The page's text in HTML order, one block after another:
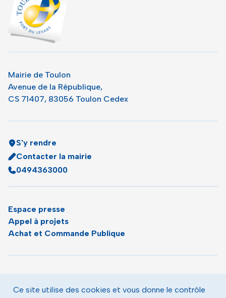
Mairie de Toulon
Avenue de la République,
CS 71407, 83056 Toulon Cedex
S'y rendre
Contacter la mairie
0494363000
Espace presse
Appel à projets
Achat et Commande Publique
Agenda
Ce site utilise des cookies et vous donne le contrôle